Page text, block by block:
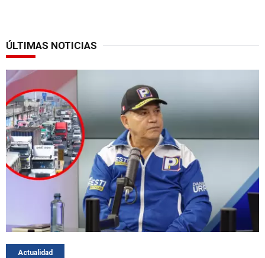
ÚLTIMAS NOTICIAS
Actualidad